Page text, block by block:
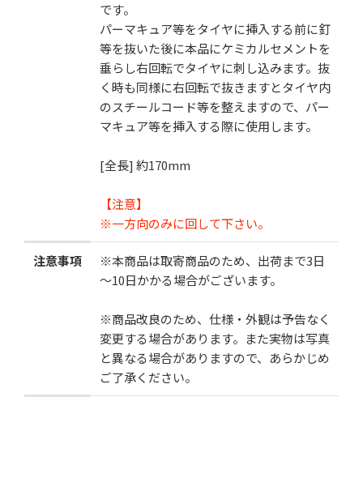
カートに追加する
お気に入りに追加
です。
パーマキュア等をタイヤに挿入する前に釘
等を抜いた後に本品にケミカルセメントを
垂らし右回転でタイヤに刺し込みます。抜
く時も同様に右回転で抜きますとタイヤ内
のスチールコード等を整えますので、パー
マキュア等を挿入する際に使用します。
[全長] 約170mm
【注意】
※一方向のみに回して下さい。
注意事項
※本商品は取寄商品のため、出荷まで3日
～10日かかる場合がございます。
※商品改良のため、仕様・外観は予告なく
変更する場合があります。また実物は写真
と異なる場合がありますので、あらかじめ
ご了承ください。